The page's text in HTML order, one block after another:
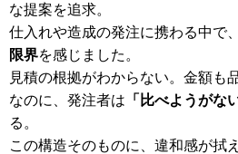
な提案を追求。
仕入れや造成の発注に携わる中で、
限界を感じました。
見積の根拠がわからない。金額も
なのに、発注者は 「比べようがな
る。
この構造そのものに、違和感が拭